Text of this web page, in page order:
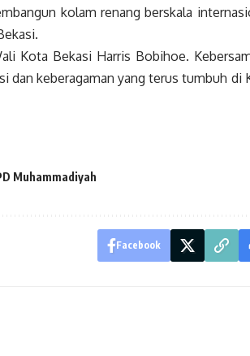
kolam renang berskala
Kota Bekasi Harris Bobihoe.
dan keberagaman yang terus tumbuh di
Muhammadiyah
Facebook